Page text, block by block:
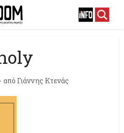
από Γιάννης Κτενάς